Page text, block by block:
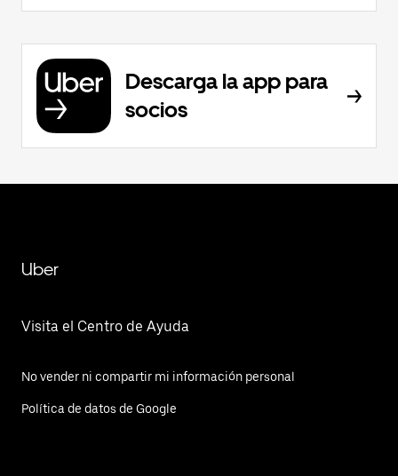
Descarga la app para
socios
Uber
Visita el Centro de Ayuda
No vender ni compartir mi información personal
Política de datos de Google